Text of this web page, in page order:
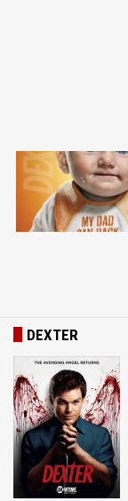
DEXTER